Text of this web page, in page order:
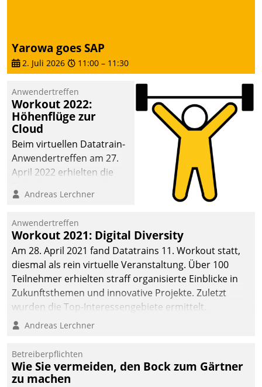
und PropTech.
Yarowa goes SAP
2. Juli 2026 11:00 – 11:30
Anwendertreffen
Workout 2022:
Höhenflüge zur
Cloud
Beim virtuellen Datatrain-
Anwendertreffen am 27.
April 2022 erhielten die
Teilnehmer kurzweilige
Cloud-Strategien und -
Lösungen mit hohem
Zukunftspotenzial.
Andreas Lerchner
Anwendertreffen
Workout 2021: Digital Diversity
Am 28. April 2021 fand Datatrains 11. Workout statt,
diesmal als rein virtuelle Veranstaltung. Über 100
Teilnehmer erhielten straff organisierte Einblicke in
Zukunftsthemen und innovative Projekte. Zuletzt
wurden die Top-Interessengebiete ermittelt.
Andreas Lerchner
Betreiberpflichten
Wie Sie vermeiden, den Bock zum Gärtner
zu machen